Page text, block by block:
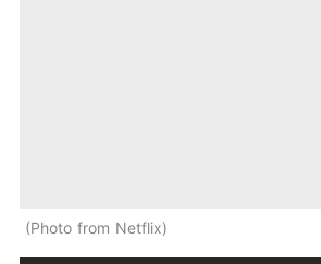
Photo from Netflix